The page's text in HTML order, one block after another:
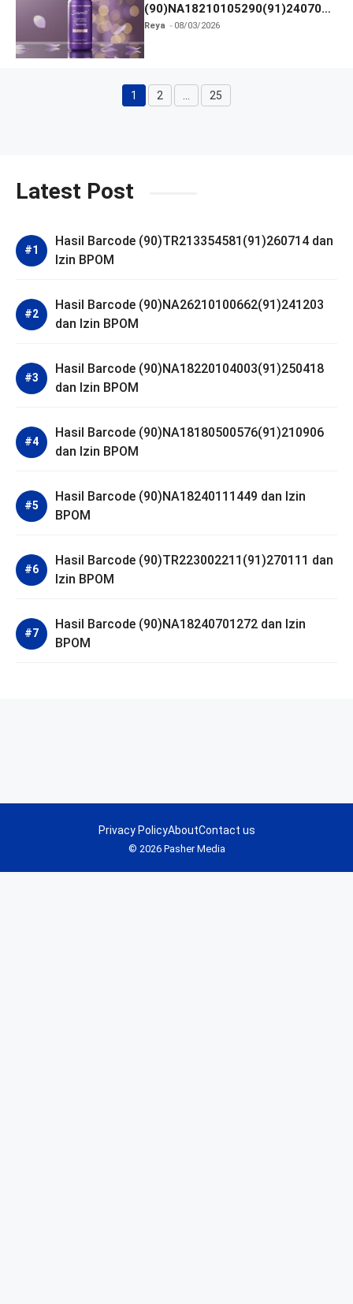
(90)NA18210105290(91)240703
dan Izin BPOM
Reya 08/03/2026
Halaman
1 Halaman
2 Halaman
25
Latest Post
Hasil Barcode (90)TR213354581(91)260714 dan
Izin BPOM
Hasil Barcode (90)NA26210100662(91)241203
dan Izin BPOM
Hasil Barcode (90)NA18220104003(91)250418
dan Izin BPOM
Hasil Barcode (90)NA18180500576(91)210906
dan Izin BPOM
Hasil Barcode (90)NA18240111449 dan Izin
BPOM
Hasil Barcode (90)TR223002211(91)270111 dan
Izin BPOM
Hasil Barcode (90)NA18240701272 dan Izin
BPOM
© 2026 Pasher Media
Privacy PolicyAboutContact us